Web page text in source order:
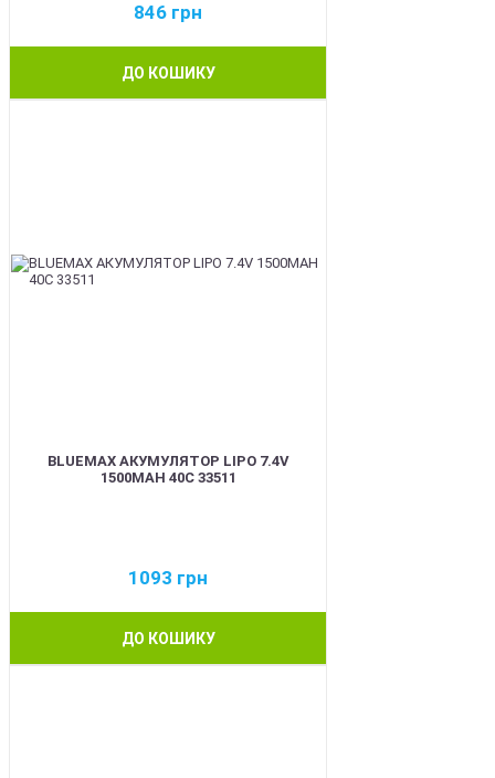
846 грн
ДО КОШИКУ
BLUEMAX АКУМУЛЯТОР LIPO 7.4V
1500MAH 40C 33511
1093 грн
ДО КОШИКУ